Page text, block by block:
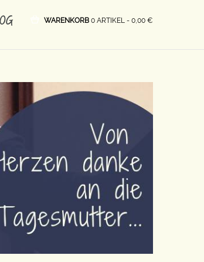
WARENKORB 0 ARTIKEL - 0,00 €